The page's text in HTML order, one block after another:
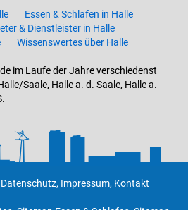
Essen & Schlafen in Halle
& Dienstleister in Halle
Wissenswertes über Halle
im Laufe der Jahre verschiedenst
Saale, Halle a. d. Saale, Halle a.
Datenschutz, Impressum, Kontakt